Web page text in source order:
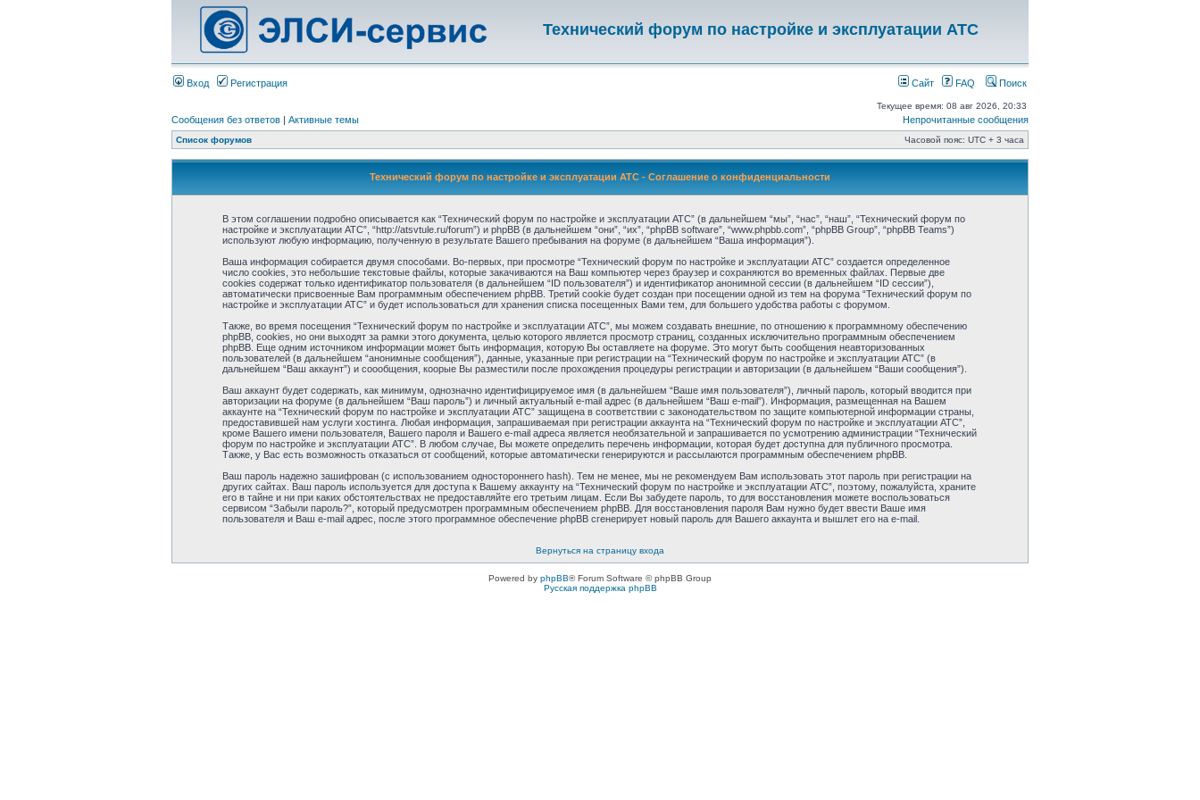
Технический форум по настройке и эксплуатации АТС
Вход Регистрация Сайт FAQ Поиск
Текущее время: 08 авг 2026, 20:33
Сообщения без ответов | Активные темы Непрочитанные сообщения
Список форумов Часовой пояс: UTC + 3 часа
Технический форум по настройке и эксплуатации АТС - Соглашение о конфиденциальности
В этом соглашении подробно описывается как “Технический форум по настройке и эксплуатации АТС” (в дальнейшем “мы”, “нас”, “наш”, “Технический форум по
настройке и эксплуатации АТС”, “http://atsvtule.ru/forum”) и phpBB (в дальнейшем “они”, “их”, “phpBB software”, “www.phpbb.com”, “phpBB Group”, “phpBB Teams”)
используют любую информацию, полученную в результате Вашего пребывания на форуме (в дальнейшем “Ваша информация”).
Ваша информация собирается двумя способами. Во-первых, при просмотре “Технический форум по настройке и эксплуатации АТС” создается определенное
число cookies, это небольшие текстовые файлы, которые закачиваются на Ваш компьютер через браузер и сохраняются во временных файлах. Первые две
cookies содержат только идентификатор пользователя (в дальнейшем “ID пользователя”) и идентификатор анонимной сессии (в дальнейшем “ID сессии”),
автоматически присвоенные Вам программным обеспечением phpBB. Третий cookie будет создан при посещении одной из тем на форума “Технический форум по
настройке и эксплуатации АТС” и будет использоваться для хранения списка посещенных Вами тем, для большего удобства работы с форумом.
Также, во время посещения “Технический форум по настройке и эксплуатации АТС”, мы можем создавать внешние, по отношению к программному обеспечению
phpBB, cookies, но они выходят за рамки этого документа, целью которого является просмотр страниц, созданных исключительно программным обеспечением
phpBB. Еще одним источником информации может быть информация, которую Вы оставляете на форуме. Это могут быть сообщения неавторизованных
пользователей (в дальнейшем “анонимные сообщения”), данные, указанные при регистрации на “Технический форум по настройке и эксплуатации АТС” (в
дальнейшем “Ваш аккаунт”) и соообщения, коорые Вы разместили после прохождения процедуры регистрации и авторизации (в дальнейшем “Ваши сообщения”).
Ваш аккаунт будет содержать, как минимум, однозначно идентифицируемое имя (в дальнейшем “Ваше имя пользователя”), личный пароль, который вводится при
авторизации на форуме (в дальнейшем “Ваш пароль”) и личный актуальный e-mail адрес (в дальнейшем “Ваш e-mail”). Информация, размещенная на Вашем
аккаунте на “Технический форум по настройке и эксплуатации АТС” защищена в соответствии с законодательством по защите компьютерной информации страны,
предоставившей нам услуги хостинга. Любая информация, запрашиваемая при регистрации аккаунта на “Технический форум по настройке и эксплуатации АТС”,
кроме Вашего имени пользователя, Вашего пароля и Вашего e-mail адреса является необязательной и запрашивается по усмотрению администрации “Технический
форум по настройке и эксплуатации АТС”. В любом случае, Вы можете определить перечень информации, которая будет доступна для публичного просмотра.
Также, у Вас есть возможность отказаться от сообщений, которые автоматически генерируются и рассылаются программным обеспечением phpBB.
Ваш пароль надежно зашифрован (с использованием одностороннего hash). Тем не менее, мы не рекомендуем Вам использовать этот пароль при регистрации на
других сайтах. Ваш пароль используется для доступа к Вашему аккаунту на “Технический форум по настройке и эксплуатации АТС”, поэтому, пожалуйста, храните
его в тайне и ни при каких обстоятельствах не предоставляйте его третьим лицам. Если Вы забудете пароль, то для восстановления можете воспользоваться
сервисом “Забыли пароль?”, который предусмотрен программным обеспечением phpBB. Для восстановления пароля Вам нужно будет ввести Ваше имя
пользователя и Ваш e-mail адрес, после этого программное обеспечение phpBB сгенерирует новый пароль для Вашего аккаунта и вышлет его на e-mail.
Вернуться на страницу входа
Powered by phpBB® Forum Software © phpBB Group
Русская поддержка phpBB